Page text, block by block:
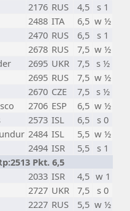
2176 RUS 4,5
s 1
2488 ITA 6,5 w ½
2470 RUS 6,5
s 1
2678 RUS 7,5 w ½
2695 UKR 7,5
s ½
2695 RUS 7,5 w ½
2670 CZE 7,5
s ½
2706 ESP 6,5 w ½
2573 ISL 6,5
s 0
2484 ISL 5,5 w ½
2494 ISR 5,5
s 1
Pkt. 6,5
2033 ISR 4,5 w 1
2727 UKR 7,5
s 0
2227 RUS 5,5 w ½